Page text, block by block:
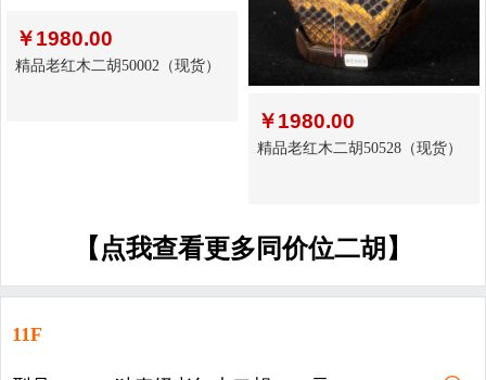
￥1980.00
精品老红木二胡50002（现货）
￥1980.00
精品老红木二胡50528（现货）
【点我查看更多同价位二胡】
11F